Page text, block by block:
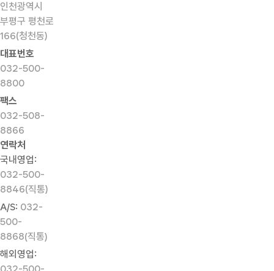
인천광역시
부평구 평천로
166(청천동)
대표번호
032-500-
8800
팩스
032-508-
8866
연락처
국내영업:
032-500-
8846(직통)
A/S: 032-
500-
8868(직통)
해외영업: